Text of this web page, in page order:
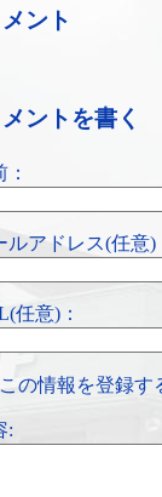
ント
ントを書く
ルアドレス(任意)
任意)：
この情報を登録す
: